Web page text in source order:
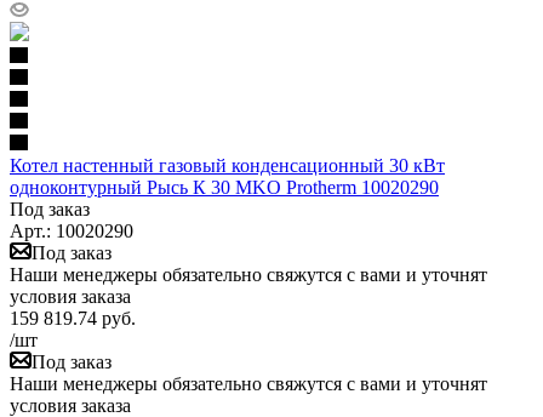
Котел настенный газовый конденсационный 30 кВт
одноконтурный Рысь К 30 MKO Protherm 10020290
Под заказ
Арт.: 10020290
Под заказ
Наши менеджеры обязательно свяжутся с вами и уточнят
условия заказа
159 819.74 руб.
/шт
Под заказ
Наши менеджеры обязательно свяжутся с вами и уточнят
условия заказа